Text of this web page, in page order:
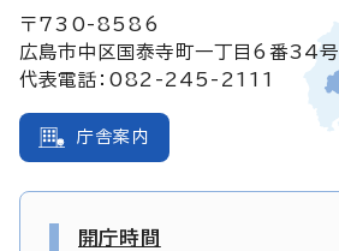
〒730-8586
広島市中区国泰寺町一丁目6番34号
代表電話：082-245-2111
庁舎案内
開庁時間